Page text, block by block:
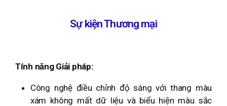
Sự kiện Thương mại
Tính năng Giải pháp:
Công nghệ điều chỉnh độ sáng với thang màu
xám không mất dữ liệu và biểu hiện màu sắc